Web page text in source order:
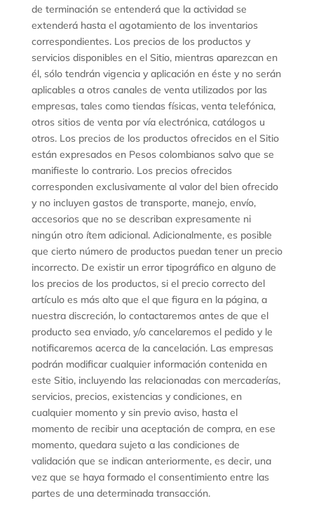
de terminación se entenderá que la actividad se
extenderá hasta el agotamiento de los inventarios
correspondientes. Los precios de los productos y
servicios disponibles en el Sitio, mientras aparezcan en
él, sólo tendrán vigencia y aplicación en éste y no serán
aplicables a otros canales de venta utilizados por las
empresas, tales como tiendas físicas, venta telefónica,
otros sitios de venta por vía electrónica, catálogos u
otros. Los precios de los productos ofrecidos en el Sitio
están expresados en Pesos colombianos salvo que se
manifieste lo contrario. Los precios ofrecidos
corresponden exclusivamente al valor del bien ofrecido
y no incluyen gastos de transporte, manejo, envío,
accesorios que no se describan expresamente ni
ningún otro ítem adicional. Adicionalmente, es posible
que cierto número de productos puedan tener un precio
incorrecto. De existir un error tipográfico en alguno de
los precios de los productos, si el precio correcto del
artículo es más alto que el que figura en la página, a
nuestra discreción, lo contactaremos antes de que el
producto sea enviado, y/o cancelaremos el pedido y le
notificaremos acerca de la cancelación. Las empresas
podrán modificar cualquier información contenida en
este Sitio, incluyendo las relacionadas con mercaderías,
servicios, precios, existencias y condiciones, en
cualquier momento y sin previo aviso, hasta el
momento de recibir una aceptación de compra, en ese
momento, quedara sujeto a las condiciones de
validación que se indican anteriormente, es decir, una
vez que se haya formado el consentimiento entre las
partes de una determinada transacción.